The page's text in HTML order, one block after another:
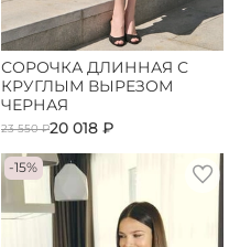
СОРОЧКА ДЛИННАЯ С
КРУГЛЫМ ВЫРЕЗОМ
ЧЕРНАЯ
23 550 ₽20 018 ₽
-15%